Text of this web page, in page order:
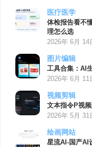
医疗医学
体检报告看不
理怎么选
2026年 6月 14
图片编辑
工具合集：AI
2026年 6月 11
视频剪辑
文本指令P视
2026年 5月 31
绘画网站
星流AI-国产AI